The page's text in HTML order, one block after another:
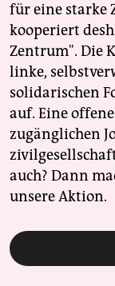
für eine starke
kooperiert
Zentrum". Die
linke,
solidarischen
auf. Eine
zugänglichen
auch? Dann
unsere Aktion.